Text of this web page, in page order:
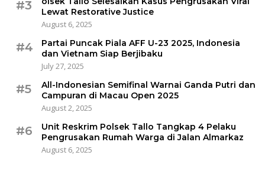
#3
Lewat Restorative Justice
August 6, 2025
#4
Partai Puncak Piala AFF U-23 2025, Indonesia
dan Vietnam Siap Berjibaku
July 27, 2025
#5
All-Indonesian Semifinal Warnai Ganda Putri dan
Campuran di Macau Open 2025
August 2, 2025
#6
Unit Reskrim Polsek Tallo Tangkap 4 Pelaku
Pengrusakan Rumah Warga di Jalan Almarkaz
August 6, 2025